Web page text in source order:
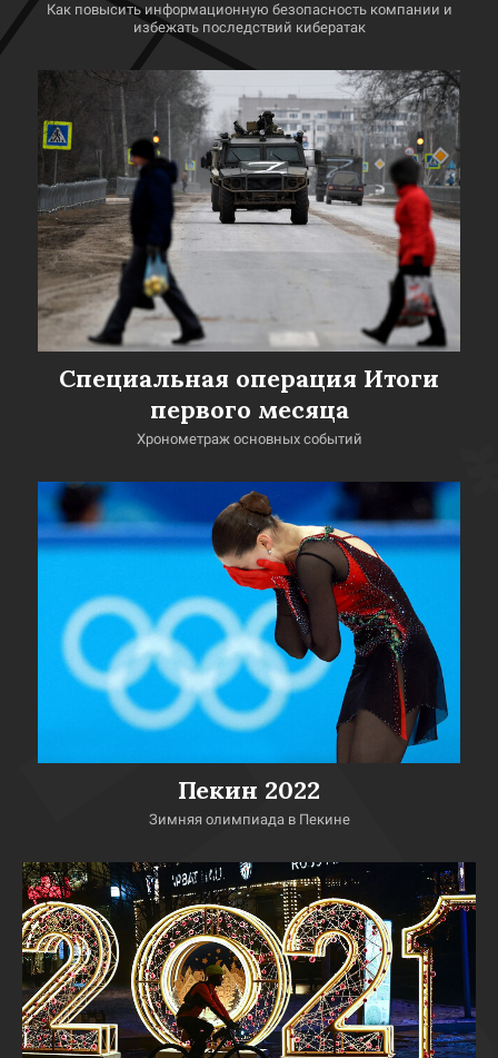
Как повысить информационную безопасность компании и
избежать последствий кибератак
Специальная операция Итоги
первого месяца
Хронометраж основных событий
Пекин 2022
Зимняя олимпиада в Пекине